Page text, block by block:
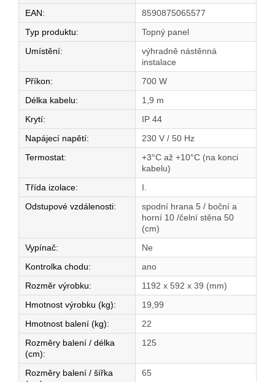
EAN:
8590875065577
Typ produktu:
Topný panel
Umístění:
výhradně nástěnná
instalace
Příkon:
700 W
Délka kabelu:
1,9 m
Krytí:
IP 44
Napájecí napětí:
230 V / 50 Hz
Termostat:
+3°C až +10°C (na konci
kabelu)
Třída izolace:
I.
Odstupové vzdálenosti:
spodní hrana 5 / boční a
horní 10 /čelní stěna 50
(cm)
Vypínač:
Ne
Kontrolka chodu:
ano
Rozměr výrobku:
1192 x 592 x 39 (mm)
Hmotnost výrobku (kg):
19,99
Hmotnost balení (kg):
22
Rozměry balení / délka
(cm):
125
Rozměry balení / šířka
65